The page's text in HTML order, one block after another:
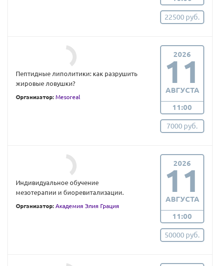
22500 руб.
Пептидные липолитики: как разрушить
жировые ловушки?
Организатор: Mesoreal
2026
11
АВГУСТА
11:00
7000 руб.
Индивидуальное обучение
мезотерапии и биоревитализации.
Организатор: Академия Элия Грация
2026
11
АВГУСТА
11:00
50000 руб.